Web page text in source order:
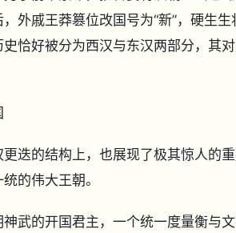
外戚王莽篡位改国号为“新”，硬生
恰好被分为西汉与东汉两部分，其
迭的结构上，也展现了极其惊人的
的伟大王朝。
武的开国君主，一个统一度量衡与